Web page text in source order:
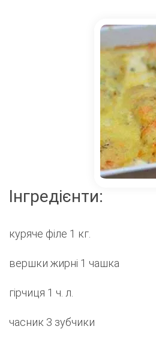
Інгредієнти:
куряче філе 1 кг.
вершки жирні 1 чашка
гірчиця 1 ч. л.
часник 3 зубчики